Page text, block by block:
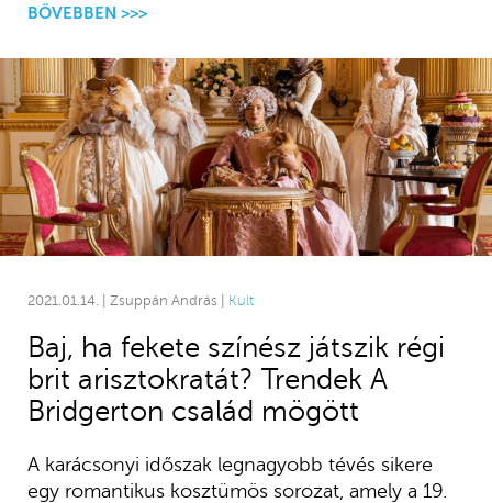
BŐVEBBEN >>>
2021.01.14. | Zsuppán András | Kult
Baj, ha fekete színész játszik régi
brit arisztokratát? Trendek A
Bridgerton család mögött
A karácsonyi időszak legnagyobb tévés sikere
egy romantikus kosztümös sorozat, amely a 19.